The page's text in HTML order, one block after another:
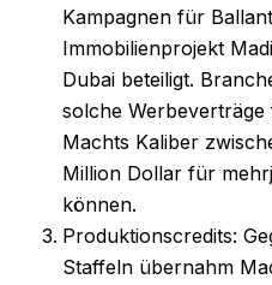
Kampagnen für
Immobilienprojekt
Dubai beteiligt.
solche
Machts Kaliber
Million Dollar für
können.
Produktionscredits:
Staffeln übernahm